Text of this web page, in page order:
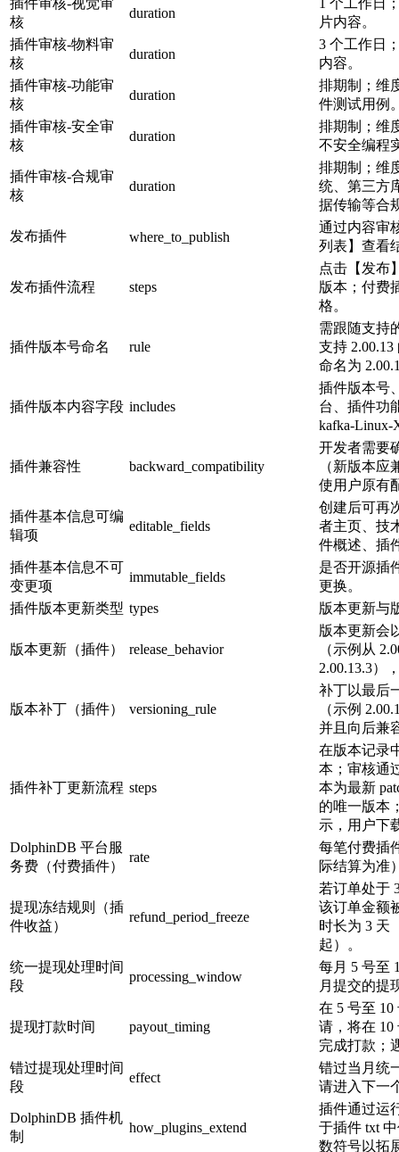
插件审核-视觉审
核
duration
1 个工作日
片内容。
插件审核-物料审
核
duration
3 个工作日
内容。
插件审核-功能审
核
duration
排期制；维
件测试用例
插件审核-安全审
核
duration
排期制；维
不安全编程
插件审核-合规审
核
duration
排期制；维
统、第三方
据传输等合
发布插件 where_to_publish
通过内容审
列表】查看
发布插件流程 steps
点击【发布
版本；付费
格。
插件版本号命名 rule
需跟随支持
支持 2.00.13
命名为
插件版本内容字段 includes
插件版本号
台、插件功
kafka-Linux-
插件兼容性 backward_compatibility
开发者需要
（新版本应
使用户原有
插件基本信息可编
辑项
editable_fields
创建后可再
者主页、技
件概述、插
插件基本信息不可
变更项
immutable_fields
是否开源插
更换。
插件版本更新类型 types 版本更新与
版本更新（插件） release_behavior
版本更新会
（示例从
2.00.13.3）
版本补丁（插件） versioning_rule
补丁以最后
（示例
并且向后兼
插件补丁更新流程 steps
在版本记录
本；审核通
本为最新
的唯一版本
示，用户下
DolphinDB 平台服
务费（付费插件）
rate
每笔付费插
际结算为准
提现冻结规则（插
件收益）
refund_period_freeze
若订单处于
该订单金额
时长为 3 天
起）。
统一提现处理时间
段
processing_window
每月 5 号至
月提交的提
提现打款时间 payout_timing
在 5 号至
请，将在 10
完成打款；
错过提现处理时间
段
effect
错过当月统
请进入下一
DolphinDB 插件机
制
how_plugins_extend
插件通过运
于插件 txt
数符号以拓